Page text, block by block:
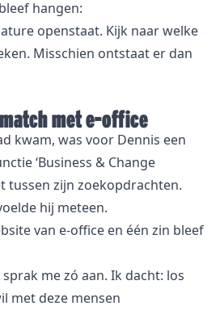
hangen:
openstaat. Kijk naar welke
Misschien ontstaat er dan
met e-office
kwam, was voor Dennis een
‘Business & Change
tussen zijn zoekopdrachten.
hij meteen.
van e-office en één zin bleef
me zó aan. Ik dacht: los
met deze mensen